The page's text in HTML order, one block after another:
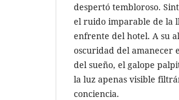
despertó tembloroso.
el ruido imparable de la
enfrente del hotel. A su
oscuridad del amanecer
del sueño, el galope
la luz apenas visible
conciencia.